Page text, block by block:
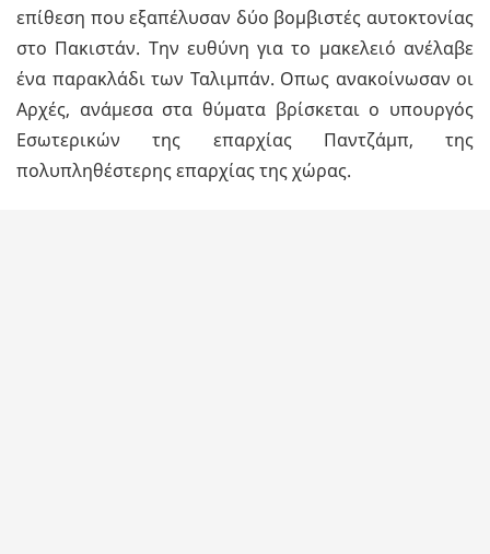
επίθεση που εξαπέλυσαν δύο βομβιστές αυτοκτονίας
στο Πακιστάν. Την ευθύνη για το μακελειό ανέλαβε
ένα παρακλάδι των Ταλιμπάν. Οπως ανακοίνωσαν οι
Αρχές, ανάμεσα στα θύματα βρίσκεται ο υπουργός
Εσωτερικών της επαρχίας Παντζάμπ, της
πολυπληθέστερης επαρχίας της χώρας.